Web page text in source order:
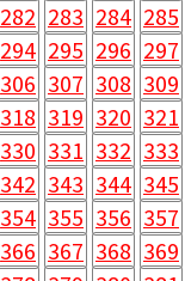
282 283 284 285
294 295 296 297
306 307 308 309
318 319 320 321
330 331 332 333
342 343 344 345
354 355 356 357
366 367 368 369